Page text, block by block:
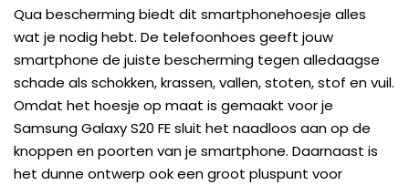
Qua bescherming biedt dit smartphonehoesje alles
wat je nodig hebt. De telefoonhoes geeft jouw
smartphone de juiste bescherming tegen alledaagse
schade als schokken, krassen, vallen, stoten, stof en vuil.
Omdat het hoesje op maat is gemaakt voor je
Samsung Galaxy S20 FE sluit het naadloos aan op de
knoppen en poorten van je smartphone. Daarnaast is
het dunne ontwerp ook een groot pluspunt voor